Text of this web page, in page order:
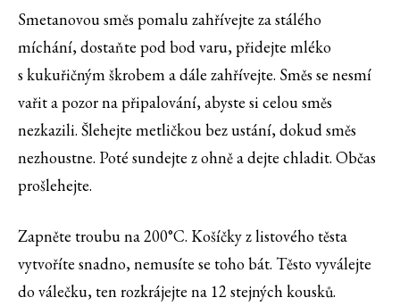
Smetanovou směs pomalu zahřívejte za stálého
míchání, dostaňte pod bod varu, přidejte mléko
s kukuřičným škrobem a dále zahřívejte. Směs se nesmí
vařit a pozor na připalování, abyste si celou směs
nezkazili. Šlehejte metličkou bez ustání, dokud směs
nezhoustne. Poté sundejte z ohně a dejte chladit. Občas
prošlehejte.
Zapněte troubu na 200°C. Košíčky z listového těsta
vytvoříte snadno, nemusíte se toho bát. Těsto vyválejte
do válečku, ten rozkrájejte na 12 stejných kousků.